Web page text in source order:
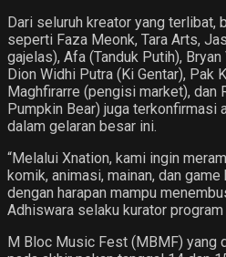
Dari seluruh kreator yang terlibat,
seperti Faza Meonk, Tara Arts,
gajelas), Afa (Tanduk Putih),
Dion Widhi Putra (Ki Gentar), Pak
Maghfirarre (pengisi market), dan
Pumpkin Bear) juga terkonfirmasi
dalam gelaran besar ini.
“Melalui Xnation, kami ingin
komik, animasi, mainan, dan
dengan harapan mampu
Adhiswara selaku kurator program
M Bloc Music Fest (MBMF) yang